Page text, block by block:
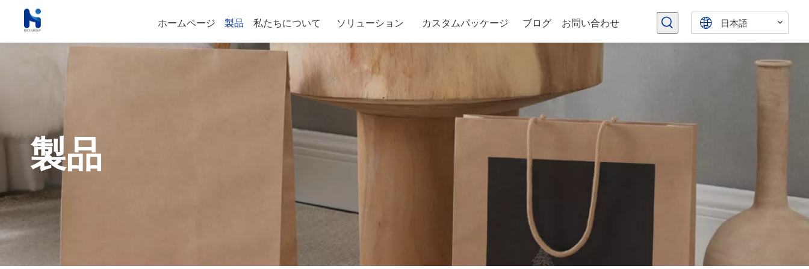
ホームページ 製品 私たちについて ソリューション カスタムパッケージ ブログ お問い合わせ 日本語
製品